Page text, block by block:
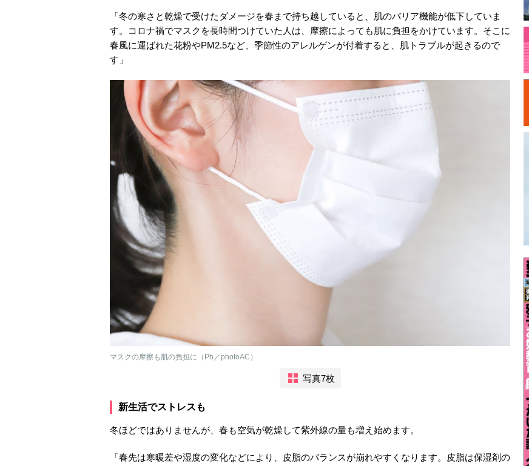
「冬の寒さと乾燥で受けたダメージを春まで持ち越していると、肌のバリア機能が低下していま
す。コロナ禍でマスクを長時間つけていた人は、摩擦によっても肌に負担をかけています。そこに
春風に運ばれた花粉やPM2.5など、季節性のアレルゲンが付着すると、肌トラブルが起きるので
す」
マスクの摩擦も肌の負担に（Ph／photoAC）
写真7枚
新生活でストレスも
冬ほどではありませんが、春も空気が乾燥して紫外線の量も増え始めます。
「春先は寒暖差や湿度の変化などにより、皮脂のバランスが崩れやすくなります。皮脂は保湿剤の